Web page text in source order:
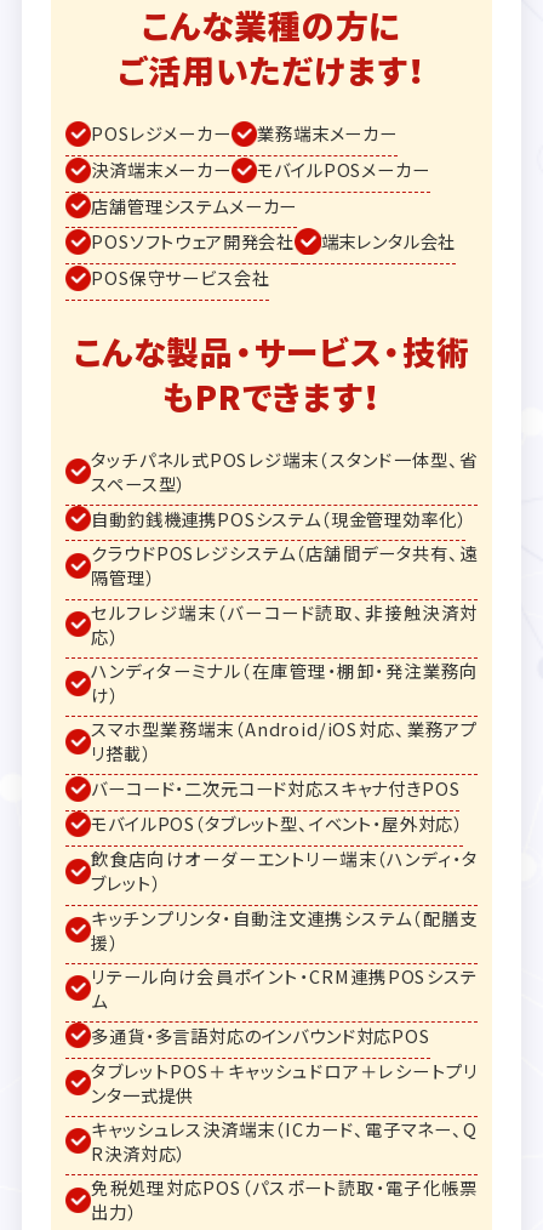
こんな業種の方に
ご活用いただけます！
POSレジメーカー
業務端末メーカー
決済端末メーカー
モバイルPOSメーカー
店舗管理システムメーカー
POSソフトウェア開発会社
端末レンタル会社
POS保守サービス会社
こんな製品・サービス・技術
もPRできます！
タッチパネル式POSレジ端末（スタンド一体型、省
スペース型）
自動釣銭機連携POSシステム（現金管理効率化）
クラウドPOSレジシステム（店舗間データ共有、遠
隔管理）
セルフレジ端末（バーコード読取、非接触決済対
応）
ハンディターミナル（在庫管理・棚卸・発注業務向
け）
スマホ型業務端末（Android/iOS対応、業務アプ
リ搭載）
バーコード・二次元コード対応スキャナ付きPOS
モバイルPOS（タブレット型、イベント・屋外対応）
飲食店向けオーダーエントリー端末（ハンディ・タ
ブレット）
キッチンプリンタ・自動注文連携システム（配膳支
援）
リテール向け会員ポイント・CRM連携POSシステ
ム
多通貨・多言語対応のインバウンド対応POS
タブレットPOS＋キャッシュドロア＋レシートプリ
ンタ一式提供
キャッシュレス決済端末（ICカード、電子マネー、Q
R決済対応）
免税処理対応POS（パスポート読取・電子化帳票
出力）